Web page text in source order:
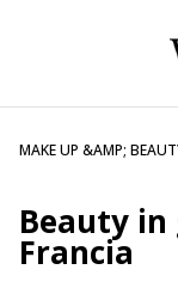
MAKE UP &AMP;
Beauty
Francia